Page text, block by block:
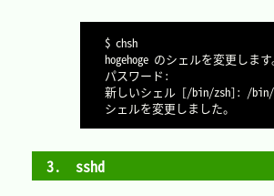
$ chsh
hogehoge のシェルを変更します
パスワード:								←	パスワードを入力します。
新しいシェル [/bin/zsh]: /bin/
3.　sshd